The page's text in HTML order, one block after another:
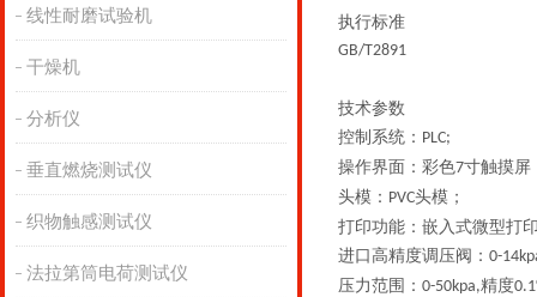
线性耐磨试验机
干燥机
分析仪
垂直燃烧测试仪
织物触感测试仪
法拉第筒电荷测试仪
执行标准
GB/T2891
技术参数
控制系统： PLC;
操作界面：彩色7寸触摸屏
头模： PVC头模；
打印功能：嵌入式微型打
进口高精度调压阀： 0-
压力范围： 0-50kpa,精度